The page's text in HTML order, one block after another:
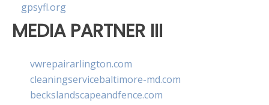
gpsyfl.org
MEDIA PARTNER III
vwrepairarlington.com
cleaningservicebaltimore-md.com
beckslandscapeandfence.com